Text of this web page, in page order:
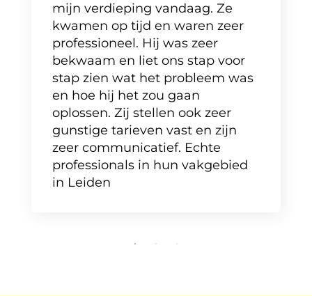
mijn verdieping vandaag. Ze
kwamen op tijd en waren zeer
professioneel. Hij was zeer
bekwaam en liet ons stap voor
stap zien wat het probleem was
en hoe hij het zou gaan
oplossen. Zij stellen ook zeer
gunstige tarieven vast en zijn
zeer communicatief. Echte
professionals in hun vakgebied
in Leiden